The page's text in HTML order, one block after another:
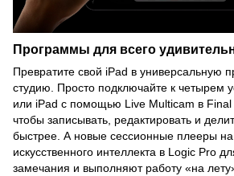
Программы для всего
Превратите свой iPad в универсальную
студию. Просто подключайте к четырем
или iPad с помощью Live Multicam в Final
чтобы записывать, редактировать и
быстрее. А новые сессионные плееры
искусственного интеллекта в Logic Pro
замечания и выполняют работу «на